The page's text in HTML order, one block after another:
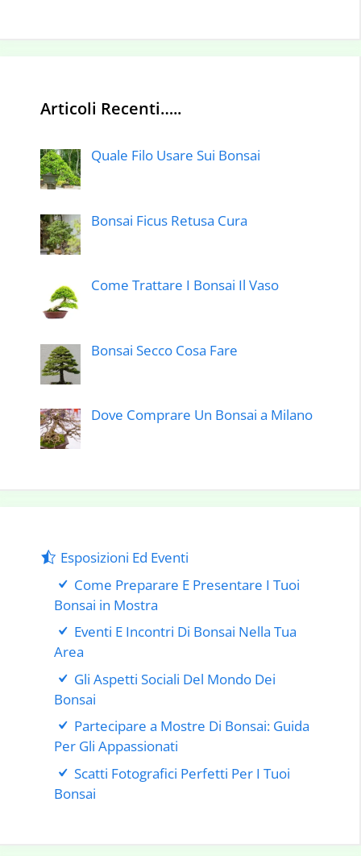
Articoli Recenti…..
Quale Filo Usare Sui Bonsai
Bonsai Ficus Retusa Cura
Come Trattare I Bonsai Il Vaso
Bonsai Secco Cosa Fare
Dove Comprare Un Bonsai a Milano
Esposizioni Ed Eventi
Come Preparare E Presentare I Tuoi
Bonsai in Mostra
Eventi E Incontri Di Bonsai Nella Tua
Area
Gli Aspetti Sociali Del Mondo Dei
Bonsai
Partecipare a Mostre Di Bonsai: Guida
Per Gli Appassionati
Scatti Fotografici Perfetti Per I Tuoi
Bonsai